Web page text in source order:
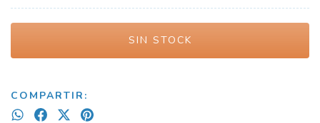
COMPARTIR: